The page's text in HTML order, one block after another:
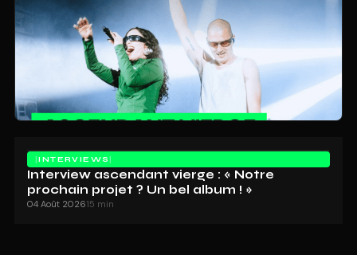
INTERVIEWS
Interview ascendant vierge : « Notre
prochain projet ? Un bel album ! »
04 Août 202615 min